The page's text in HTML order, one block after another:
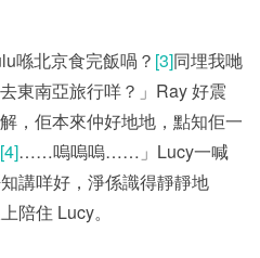
喺北京食完飯喎？ [3]同埋我哋
東南亞旅行咩？」Ray 好震
，佢本來仲好地地，點知佢一
[4]……嗚嗚嗚……」Lucy一喊
講咩好，淨係識得靜靜地
陪住 Lucy。